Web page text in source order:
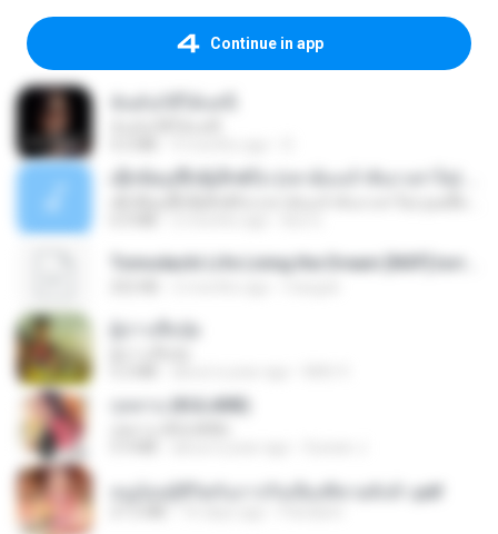
Continue in app
กุหลาบ (KULARB)
หนูน้อยสู้ชีวิตกับภารกิจเลี้ยงพี่ชายทั้งห้า.pdf